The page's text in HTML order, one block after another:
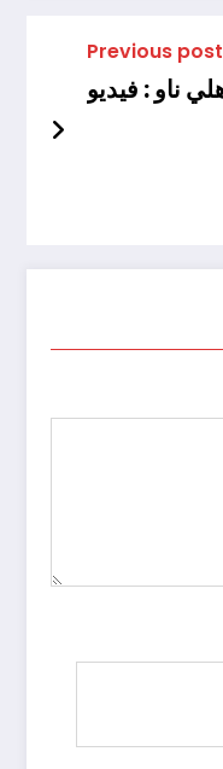
Previous post